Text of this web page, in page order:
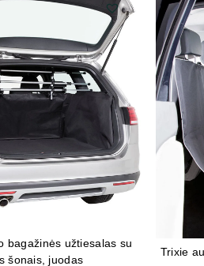
bagažinės užtiesalas su
šonais, juodas
Trixie